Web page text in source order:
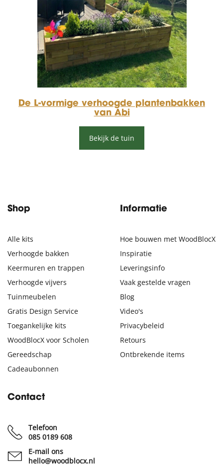
De L-vormige verhoogde plantenbakken
van Abi
Bekijk de tuin
Shop
Alle kits
Verhoogde bakken
Keermuren en trappen
Verhoogde vijvers
Tuinmeubelen
Gratis Design Service
Toegankelijke kits
WoodBlocX voor Scholen
Gereedschap
Cadeaubonnen
Informatie
Hoe bouwen met WoodBlocX
Inspiratie
Leveringsinfo
Vaak gestelde vragen
Blog
Video's
Privacybeleid
Retours
Ontbrekende items
Contact
Telefoon
085 0189 608
E-mail ons
hello@woodblocx.nl